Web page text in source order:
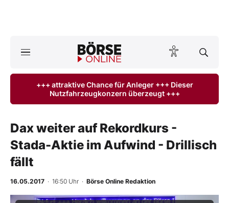
Anlageprodukte
Finanz-Check
Abo & Shop
Experten
+++ attraktive Chance für Anleger +++ Dieser
Nutzfahrzeugkonzern überzeugt +++
Dax weiter auf Rekordkurs -
Stada-Aktie im Aufwind - Drillisch
fällt
16.05.2017 · 16:50 Uhr · Börse Online Redaktion